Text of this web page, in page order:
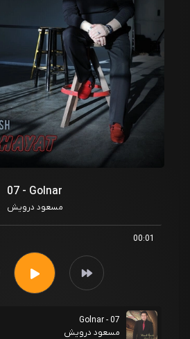
07 - Golnar
مسعود درویش
00:01
07 - Golnar
مسعود درویش